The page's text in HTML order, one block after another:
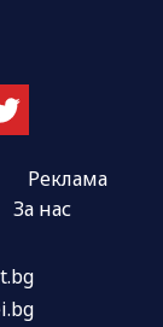
Реклама
За нас